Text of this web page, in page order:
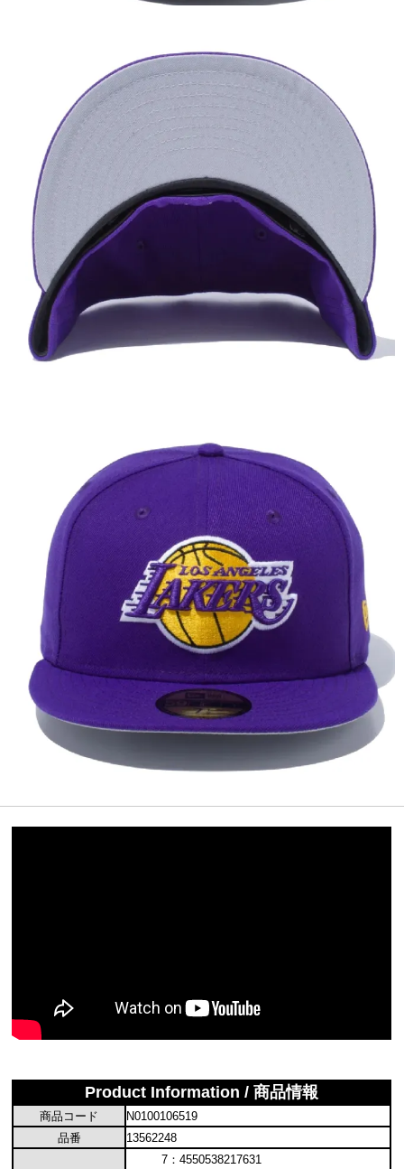
Product Information / 商品情報
商品コード
N0100106519
品番
13562248
7：4550538217631